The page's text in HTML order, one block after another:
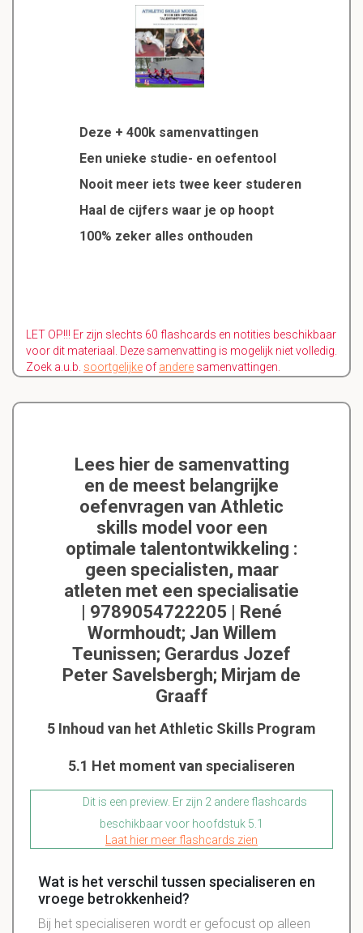
Deze + 400k samenvattingen
Een unieke studie- en oefentool
Nooit meer iets twee keer studeren
Haal de cijfers waar je op hoopt
100% zeker alles onthouden
LET OP!!! Er zijn slechts 60 flashcards en notities beschikbaar
voor dit materiaal. Deze samenvatting is mogelijk niet volledig.
Zoek a.u.b. soortgelijke of andere samenvattingen.
Lees hier de samenvatting
en de meest belangrijke
oefenvragen van Athletic
skills model voor een
optimale talentontwikkeling :
geen specialisten, maar
atleten met een specialisatie
| 9789054722205 | René
Wormhoudt; Jan Willem
Teunissen; Gerardus Jozef
Peter Savelsbergh; Mirjam de
Graaff
5 Inhoud van het Athletic Skills Program
5.1 Het moment van specialiseren
Dit is een preview. Er zijn 2 andere flashcards
beschikbaar voor hoofdstuk 5.1
Laat hier meer flashcards zien
Wat is het verschil tussen specialiseren en
vroege betrokkenheid?
Bij het specialiseren wordt er gefocust op alleen